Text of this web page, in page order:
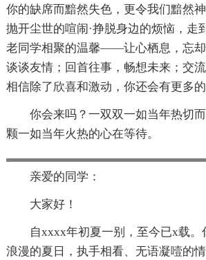
你的缺席而黯然失色，更令我们黯然
抛开尘世的喧闹·挣脱身边的烦恼，走
老同学相聚的温馨——让心栖息，忘却
谈谈友情；回首往事，畅想未来；交流
相信除了欣喜和激动，你还会有更多的
你会来吗？一双双一如当年热切
颗一如当年火热的心在等待。
亲爱的同学：
大家好！
自xxxx年初夏一别，至今已x载。
浪漫的夏日，执手相看、无语凝噎的